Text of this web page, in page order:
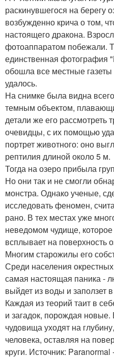
раскинувшегося на берегу
возбужденно крича о том,
настоящего дракона.
фотоаппаратом побежали.
единственная фотография
обошла все местные газеты
удалось.
На снимке была видна
темным объектом,
детали же его рассмотреть
очевидцы, с их помощью
портрет животного: оно
рептилия длиной около 5 м.
Тогда на озеро прибыла
Но они так и не смогли
монстра. Однако ученые,
исследовать феномен,
рано. В тех местах уже
неведомом чудище,
всплывает на поверхность
Многим старожилы его
Среди населения
самая настоящая паника -
выйдет из воды и заползет
Каждая из теорий таит в
и загадок, порождая новые.
чудовища уходят на
человека, оставляя на
круги. Источник: